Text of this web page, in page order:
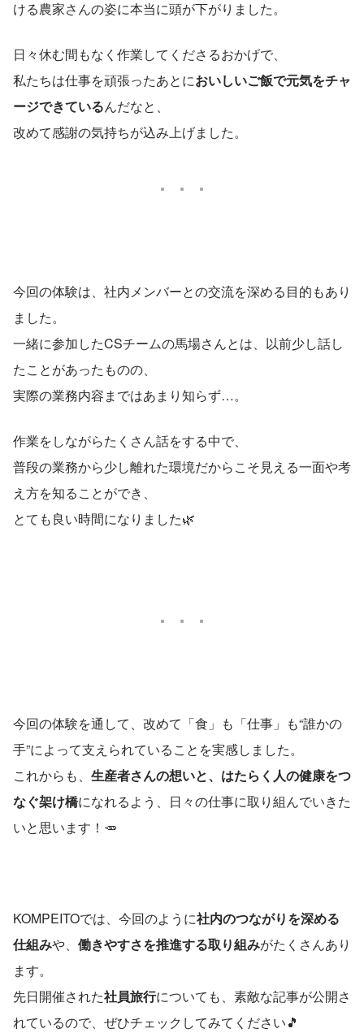
ける農家さんの姿に本当に頭が下がりました。
日々休む間もなく作業してくださるおかげで、
私たちは仕事を頑張ったあとにおいしいご飯で元気をチャ
ージできているんだなと、
改めて感謝の気持ちが込み上げました。
今回の体験は、社内メンバーとの交流を深める目的もあり
ました。
一緒に参加したCSチームの馬場さんとは、以前少し話し
たことがあったものの、
実際の業務内容まではあまり知らず…。
作業をしながらたくさん話をする中で、
普段の業務から少し離れた環境だからこそ見える一面や考
え方を知ることができ、
とても良い時間になりました🌿
今回の体験を通して、改めて「食」も「仕事」も“誰かの
手”によって支えられていることを実感しました。
これからも、 生産者さんの想いと、はたらく人の健康をつ
なぐ架け橋になれるよう、日々の仕事に取り組んでいきた
いと思います！🥕
KOMPEITOでは、今回のように社内のつながりを深める
仕組みや、 働きやすさを推進する取り組みがたくさんあり
ます。
先日開催された社員旅行についても、素敵な記事が公開さ
れているので、ぜひチェックしてみてください🎵